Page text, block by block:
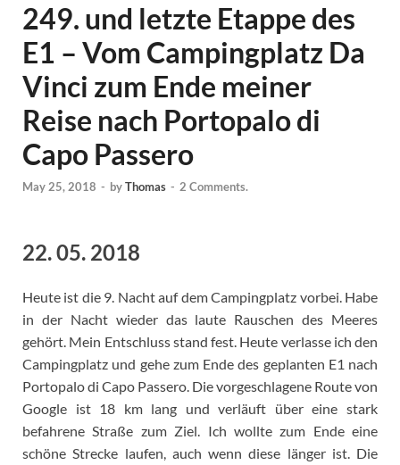
249. und letzte Etappe des
E1 – Vom Campingplatz Da
Vinci zum Ende meiner
Reise nach Portopalo di
Capo Passero
May 25, 2018 - byThomas - 2 Comments.
22. 05. 2018
Heute ist die 9. Nacht auf dem Campingplatz vorbei. Habe
in der Nacht wieder das laute Rauschen des Meeres
gehört. Mein Entschluss stand fest. Heute verlasse ich den
Campingplatz und gehe zum Ende des geplanten E1 nach
Portopalo di Capo Passero. Die vorgeschlagene Route von
Google ist 18 km lang und verläuft über eine stark
befahrene Straße zum Ziel. Ich wollte zum Ende eine
schöne Strecke laufen, auch wenn diese länger ist. Die